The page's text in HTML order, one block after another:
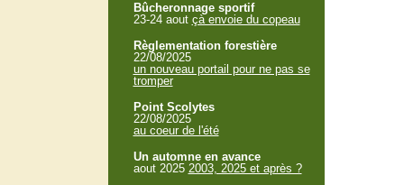
Bûcheronnage sportif
23-24 aout çà envoie du copeau
Règlementation forestière
22/08/2025
un nouveau portail pour ne pas se
tromper
Point Scolytes
22/08/2025
au coeur de l'été
Un automne en avance
aout 2025 2003, 2025 et après ?